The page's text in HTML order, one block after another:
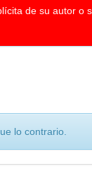
de su autor o
lo contrario.